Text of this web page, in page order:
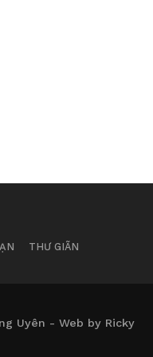
THƯ GIÃN
Uyên - Web by Ricky